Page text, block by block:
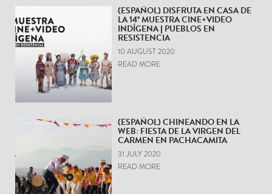
(ESPAÑOL) DISFRUTA EN CASA DE
LA 14° MUESTRA CINE+VIDEO
INDÍGENA | PUEBLOS EN
RESISTENCIA
10 AUGUST 2020
READ MORE
(ESPAÑOL) CHINEANDO EN LA
WEB: FIESTA DE LA VIRGEN DEL
CARMEN EN PACHACAMITA
31 JULY 2020
READ MORE